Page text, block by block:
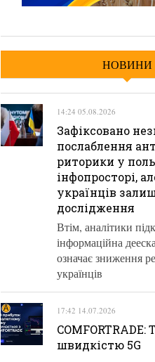
НОВИНИ
14:24 05.08.2026
Зафіксовано
послаблення
риторики у
інфопросторі,
українців
дослідження
Втім, аналітики
інформаційна
означає зниження
українців
17:42 14.07.2026
COMFORTRADE:
швидкістю 5G